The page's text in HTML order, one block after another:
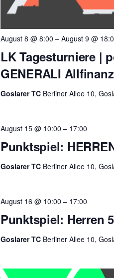
LK Tagesturniere |
GENERALI
August 8 @ 8:00 – August 9 @
Goslarer TC Berliner Allee 10,
Punktspiel:
August 15 @ 10:00 – 17:00
Goslarer TC Berliner Allee 10,
Punktspiel: Herren
August 16 @ 10:00 – 17:00
Goslarer TC Berliner Allee 10,